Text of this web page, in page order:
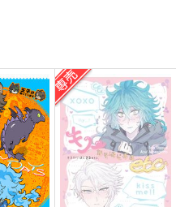
ル
オールキャラ
サンプル
作品詳細